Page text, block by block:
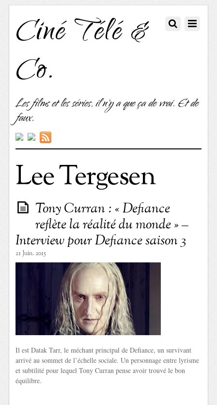
Ciné Télé &
Co.
Les films et les séries, il n'y a que ça de vrai. Et de
faux.
Lee Tergesen
Tony Curran : « Defiance
reflète la réalité du monde » –
Interview pour Defiance saison 3
21 Juin. 2015
Il est Datak Tarr, le méchant principal de Defiance, un survivant
arrivé au sommet de l’échelle sociale. Un personnage entre lyrisme
et subtilité pour lequel Tony Curran pense avoir trouvé le bon
équilibre.